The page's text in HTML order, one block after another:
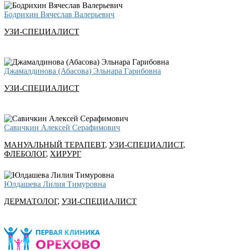
Бодрихин Вячеслав Валерьевич
УЗИ-СПЕЦИАЛИСТ
Джамалдинова (Абасова) Эльнара Гарибовна
УЗИ-СПЕЦИАЛИСТ
Савичкин Алексей Серафимович
МАНУАЛЬНЫЙ ТЕРАПЕВТ, УЗИ-СПЕЦИАЛИСТ,
ФЛЕБОЛОГ, ХИРУРГ
Юлдашева Лилия Тимуровна
ДЕРМАТОЛОГ, УЗИ-СПЕЦИАЛИСТ